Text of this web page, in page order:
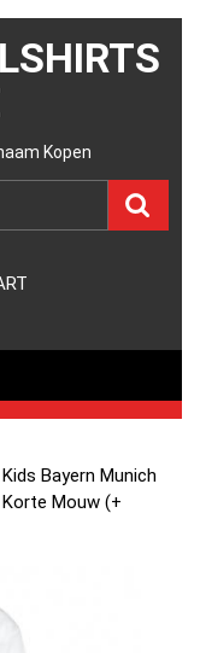
Kopen
Bayern Munich
Mouw (+